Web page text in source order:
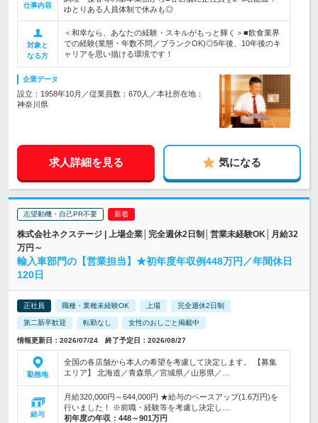
仕事内容
ゆとりある人員体制で休みも◎
対象と
なる方
＜和幸なら、あなたの経験・スキルがもっと輝く＞■飲食業界
での経験(業態・年数不問／ブランクOK)◎5年後、10年後のキ
ャリアを思い描ける環境です！
企業データ
設立：1958年10月／従業員数：670人／本社所在地：
神奈川県
求人詳細を見る 気になる
志望動機・自己PR不要
株式会社ネクステージ | 上場企業│完全週休2日制│営業未経験OK│月給32
万円～
輸入車部門の【営業担当】★初年度年収例448万円／年間休日
120日
正社員 職種・業種未経験OK 上場 完全週休2日制
第二新卒歓迎 転勤なし 女性のおしごと掲載中
情報更新日：2026/07/24 終了予定日：2026/08/27
勤務地
全国の各店舗から本人の希望を考慮して決定します。 【募集
エリア】 北海道／青森県／宮城県／山形県／…
給与
月給320,000円～644,000円 ★給与のベースアップ(1.6万円)を
行いました！ ※前職・経験等を考慮し決定し…
初年度の年収： 448～901万円